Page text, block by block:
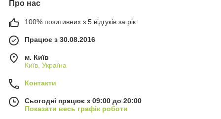
Про нас
100% позитивних з 5 відгуків за рік
Працює з 30.08.2016
м. Київ
Київ, Україна
Контакти
Сьогодні працює з 09:00 до 20:00
Показати весь графік роботи